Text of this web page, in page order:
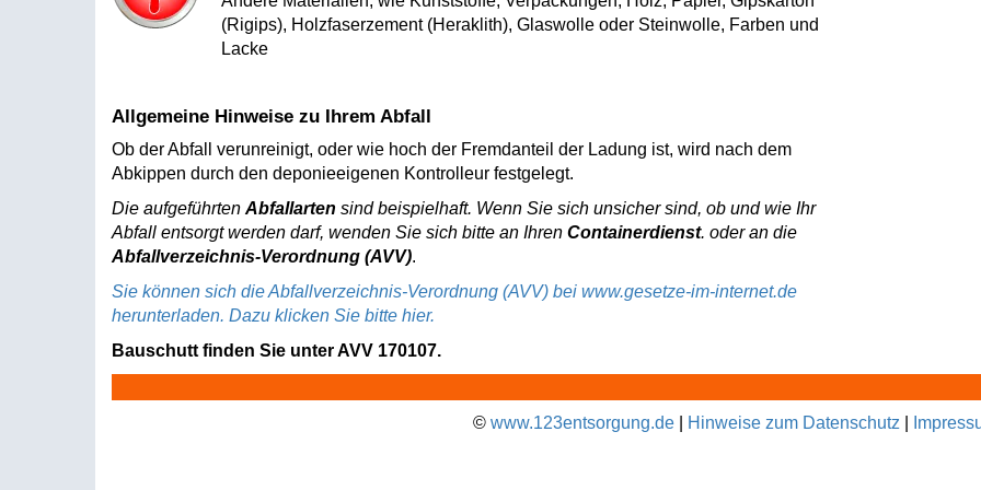
(Rigips), Holzfaserzement (Heraklith), Glaswolle oder Steinwolle, Farben und
Lacke
Allgemeine Hinweise zu Ihrem Abfall
Ob der Abfall verunreinigt, oder wie hoch der Fremdanteil der Ladung ist, wird nach dem
Abkippen durch den deponieeigenen Kontrolleur festgelegt.
Die aufgeführten Abfallarten sind beispielhaft. Wenn Sie sich unsicher sind, ob und wie Ihr
Abfall entsorgt werden darf, wenden Sie sich bitte an Ihren Containerdienst. oder an die
Abfallverzeichnis-Verordnung (AVV).
Sie können sich die Abfallverzeichnis-Verordnung (AVV) bei www.gesetze-im-internet.de
herunterladen. Dazu klicken Sie bitte hier.
Bauschutt finden Sie unter AVV 170107.
© www.123entsorgung.de Hinweise zum Datenschutz